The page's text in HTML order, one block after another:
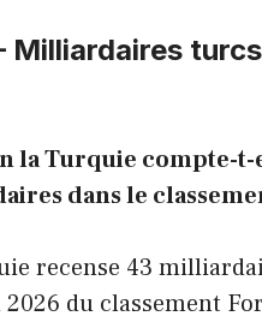
Milliardaires
la Turquie compte-t-
dans le
recense 43
2026 du classement